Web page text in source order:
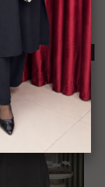
Kapıda Ödeme İmkanı